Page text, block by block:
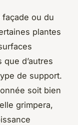
ou du
plantes
d’autres
de support.
soit bien
grimpera,